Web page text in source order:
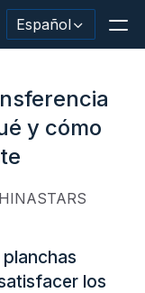
Español
y cómo
los